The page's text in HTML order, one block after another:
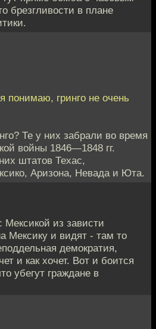
брезгливости в плане
понимаю, гринго не очень
Те у них забрали во время
войны 1846—1848 гг.
штатов Техас,
Аризона, Невада и Юта.
из зависти
Мексику и видят - там то
демократия,
и как хочет. Вот и боится
убегут граждане в